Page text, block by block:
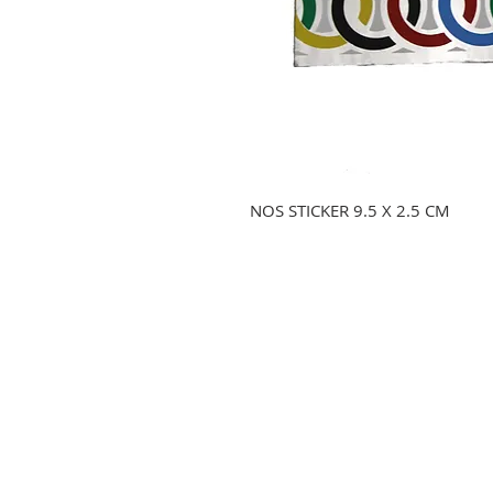
NOS STICKER 9.5 X 2.5 CM